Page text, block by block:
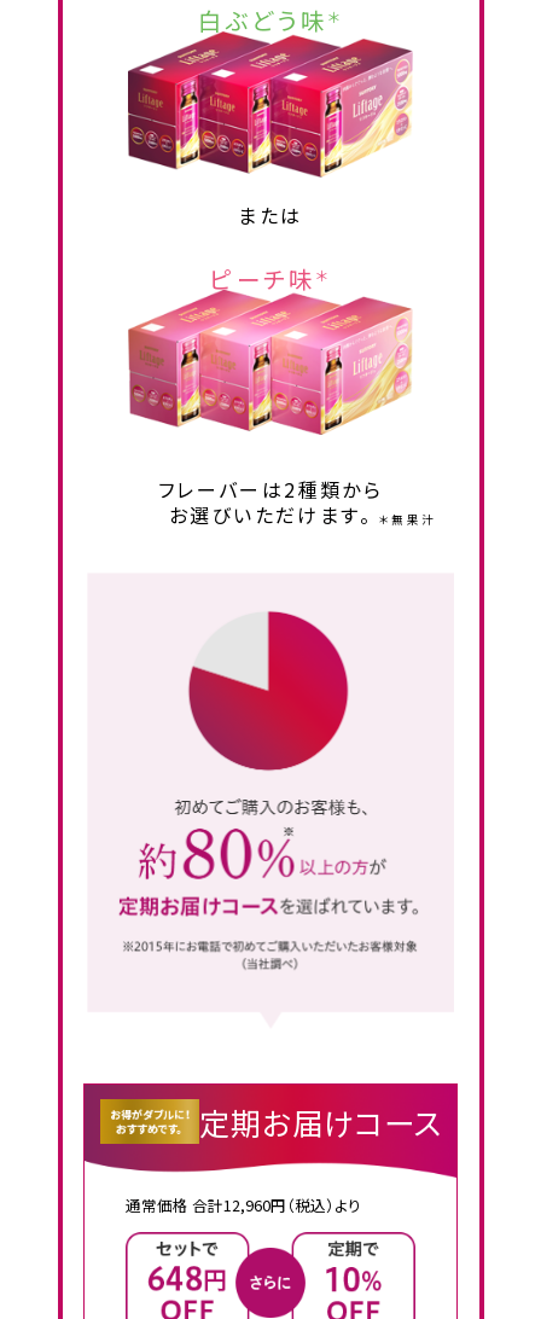
白ぶどう味 ＊
または
ピーチ味 ＊
フレーバーは2種類から
お選びいただけます。
＊無果汁
定期お届けコース
通常価格 合計12,960円（税込）より